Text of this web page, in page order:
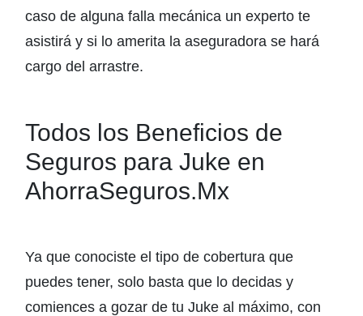
caso de alguna falla mecánica un experto te
asistirá y si lo amerita la aseguradora se hará
cargo del arrastre.
Todos los Beneficios de
Seguros para Juke en
AhorraSeguros.Mx
Ya que conociste el tipo de cobertura que
puedes tener, solo basta que lo decidas y
comiences a gozar de tu Juke al máximo, con